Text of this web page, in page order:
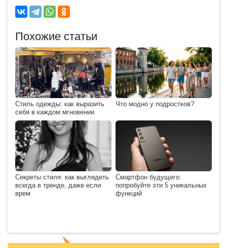
Похожие статьи
Стиль одежды: как выразить
себя в каждом мгновении
Что модно у подростков?
Секреты стиля: как выглядеть
всегда в тренде, даже если
врем
Смартфон будущего:
попробуйте эти 5 уникальных
функций